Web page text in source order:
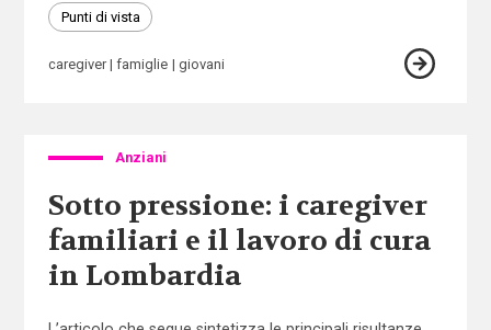
Punti di vista
caregiver famiglie giovani
Anziani
Sotto pressione: i caregiver
familiari e il lavoro di cura
in Lombardia